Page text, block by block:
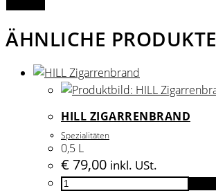
ÄHNLICHE PRODUKTE
HILL ZIGARRENBRAND
Spezialitäten
0,5 L
€ 79,00 inkl. USt.
HILL